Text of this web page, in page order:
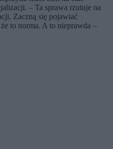
– Ta sprawa rzutuje na
Zaczną się pojawiać
to norma. A to nieprawda –